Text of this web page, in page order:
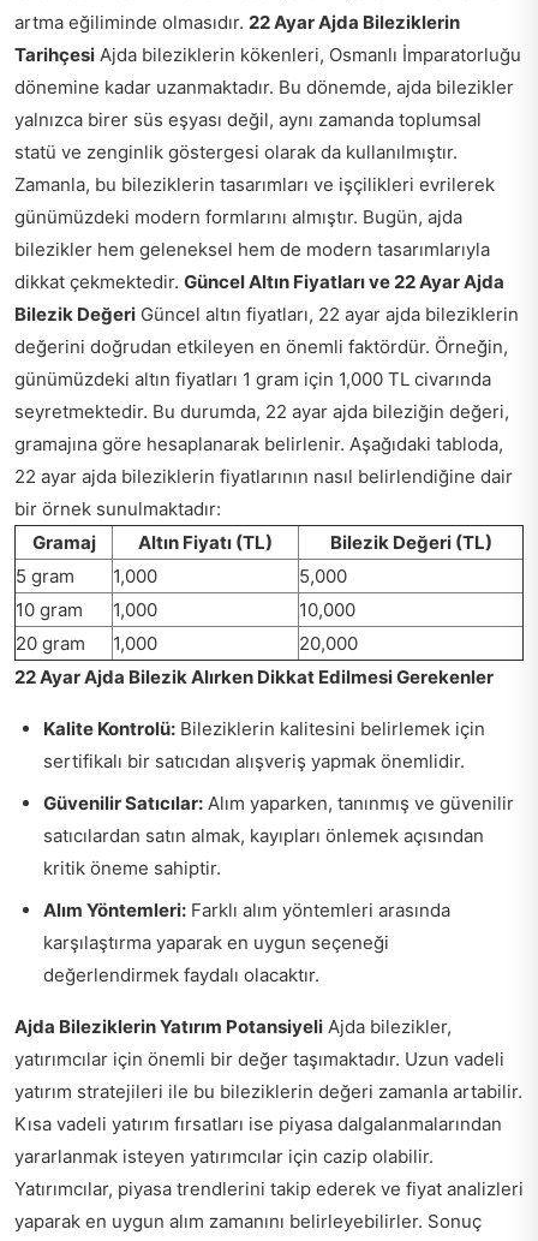
artma eğiliminde olmasıdır. 22 Ayar Ajda Bileziklerin
Tarihçesi Ajda bileziklerin kökenleri, Osmanlı İmparatorluğu
dönemine kadar uzanmaktadır. Bu dönemde, ajda bilezikler
yalnızca birer süs eşyası değil, aynı zamanda toplumsal
statü ve zenginlik göstergesi olarak da kullanılmıştır.
Zamanla, bu bileziklerin tasarımları ve işçilikleri evrilerek
günümüzdeki modern formlarını almıştır. Bugün, ajda
bilezikler hem geleneksel hem de modern tasarımlarıyla
dikkat çekmektedir. Güncel Altın Fiyatları ve 22 Ayar Ajda
Bilezik Değeri Güncel altın fiyatları, 22 ayar ajda bileziklerin
değerini doğrudan etkileyen en önemli faktördür. Örneğin,
günümüzdeki altın fiyatları 1 gram için 1,000 TL civarında
seyretmektedir. Bu durumda, 22 ayar ajda bileziğin değeri,
gramajına göre hesaplanarak belirlenir. Aşağıdaki tabloda,
22 ayar ajda bileziklerin fiyatlarının nasıl belirlendiğine dair
bir örnek sunulmaktadır:
Gramaj
Altın Fiyatı (TL)
Bilezik Değeri (TL)
5 gram
1,000
5,000
10 gram
1,000
10,000
20 gram
1,000
20,000
22 Ayar Ajda Bilezik Alırken Dikkat Edilmesi Gerekenler
Kalite Kontrolü: Bileziklerin kalitesini belirlemek için
sertifikalı bir satıcıdan alışveriş yapmak önemlidir.
Güvenilir Satıcılar: Alım yaparken, tanınmış ve güvenilir
satıcılardan satın almak, kayıpları önlemek açısından
kritik öneme sahiptir.
Alım Yöntemleri: Farklı alım yöntemleri arasında
karşılaştırma yaparak en uygun seçeneği
değerlendirmek faydalı olacaktır.
Ajda Bileziklerin Yatırım Potansiyeli Ajda bilezikler,
yatırımcılar için önemli bir değer taşımaktadır. Uzun vadeli
yatırım stratejileri ile bu bileziklerin değeri zamanla artabilir.
Kısa vadeli yatırım fırsatları ise piyasa dalgalanmalarından
yararlanmak isteyen yatırımcılar için cazip olabilir.
Yatırımcılar, piyasa trendlerini takip ederek ve fiyat analizleri
yaparak en uygun alım zamanını belirleyebilirler. Sonuç